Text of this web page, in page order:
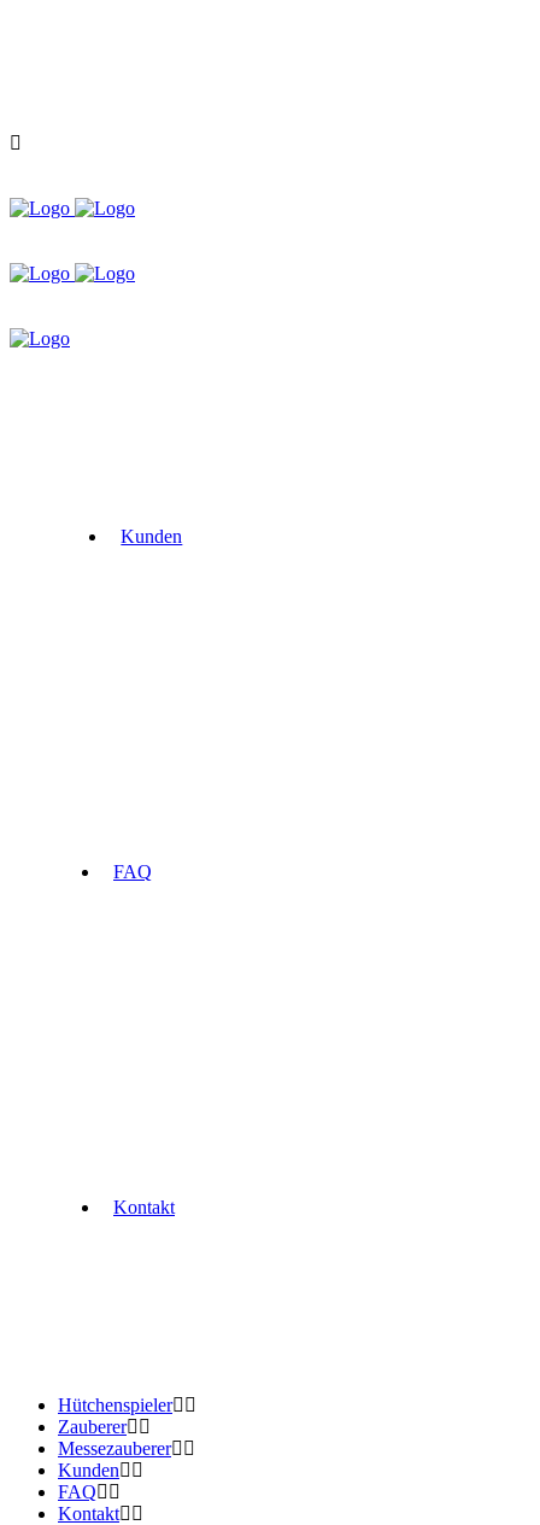
Kunden
FAQ
Kontakt
Hütchenspieler
Zauberer
Messezauberer
Kunden
FAQ
Kontakt